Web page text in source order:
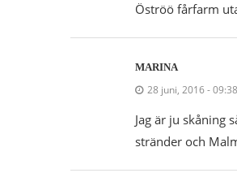
Öströö fårfarm
MARINA
28 juni, 2016 - 09:38
Jag är ju skåning
stränder och